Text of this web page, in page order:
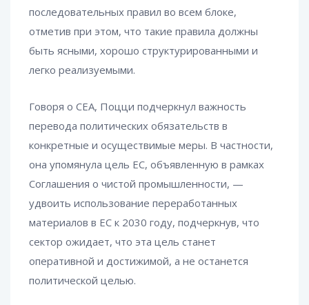
последовательных правил во всем блоке,
отметив при этом, что такие правила должны
быть ясными, хорошо структурированными и
легко реализуемыми.
Говоря о CEA, Поцци подчеркнул важность
перевода политических обязательств в
конкретные и осуществимые меры. В частности,
она упомянула цель ЕС, объявленную в рамках
Соглашения о чистой промышленности, —
удвоить использование переработанных
материалов в ЕС к 2030 году, подчеркнув, что
сектор ожидает, что эта цель станет
оперативной и достижимой, а не останется
политической целью.